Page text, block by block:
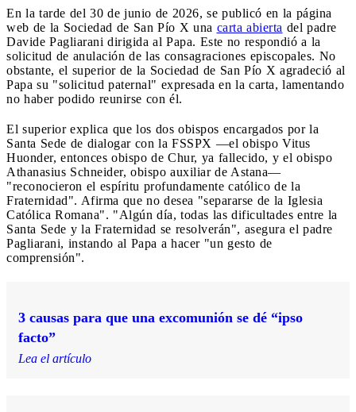
En la tarde del 30 de junio de 2026, se publicó en la página
web de la Sociedad de San Pío X una carta abierta del padre
Davide Pagliarani dirigida al Papa. Este no respondió a la
solicitud de anulación de las consagraciones episcopales. No
obstante, el superior de la Sociedad de San Pío X agradeció al
Papa su "solicitud paternal" expresada en la carta, lamentando
no haber podido reunirse con él.
El superior explica que los dos obispos encargados por la
Santa Sede de dialogar con la FSSPX —el obispo Vitus
Huonder, entonces obispo de Chur, ya fallecido, y el obispo
Athanasius Schneider, obispo auxiliar de Astana—
"reconocieron el espíritu profundamente católico de la
Fraternidad". Afirma que no desea "separarse de la Iglesia
Católica Romana". "Algún día, todas las dificultades entre la
Santa Sede y la Fraternidad se resolverán", asegura el padre
Pagliarani, instando al Papa a hacer "un gesto de
comprensión".
3 causas para que una excomunión se dé “ipso
facto”
Lea el artículo